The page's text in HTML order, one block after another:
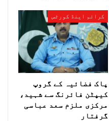
کرائم اینڈ کورٹس
پاک فضائیہ کے گروپ
کیپٹن فائرنگ سے شہید،
مرکزی ملزم سعد عباسی
گرفتار